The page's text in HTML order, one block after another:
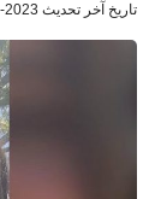
تاريخ آخر تحديث 2023-05-13 8:16 صباحًا